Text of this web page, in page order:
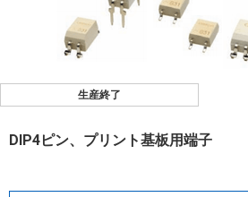
生産終了
DIP4ピン、プリント基板用端子